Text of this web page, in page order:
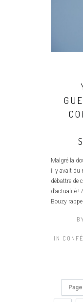
Malgré la
il y avait du
débattre de
d’actualité
Bouzy
IN